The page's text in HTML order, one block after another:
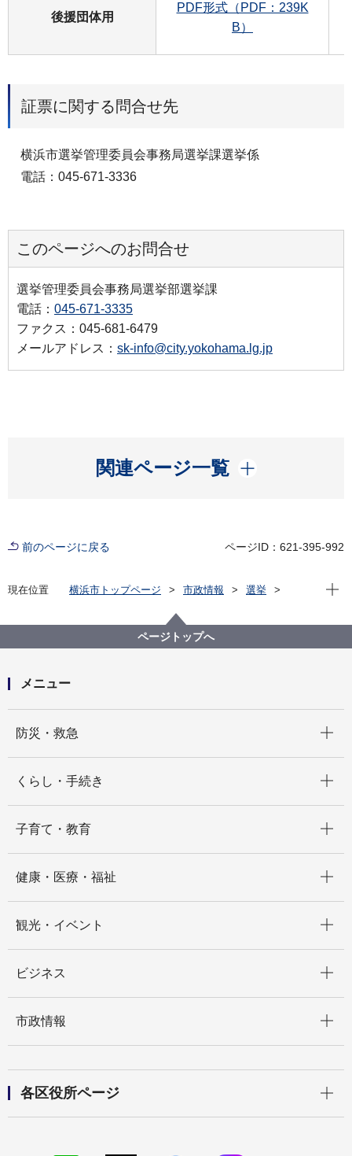
後援団体用
PDF形式（PDF：239K
B）
証票に関する問合せ先
横浜市選挙管理委員会事務局選挙課選挙係
電話：045-671-3336
このページへのお問合せ
選挙管理委員会事務局選挙部選挙課
電話： 045-671-3335
ファクス：045-681-6479
メールアドレス： sk-info@city.yokohama.lg.jp
関連ページ一覧
開く
前のページに戻る ページID：621-395-992
現在位置 横浜市トップページ 市政情報
選挙
政治活動用事務所に掲示する立札及び看板の類用の証
票の申請（新規及び更新）について
現在
ページトップへ
メニュー
防災・救急
くらし・手続き
子育て・教育
健康・医療・福祉
観光・イベント
ビジネス
市政情報
各区役所ページ